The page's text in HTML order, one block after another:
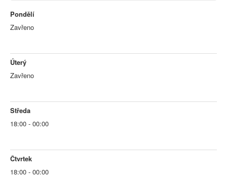
Pondělí
Zavřeno
Úterý
Zavřeno
Středa
18:00 - 00:00
Čtvrtek
18:00 - 00:00